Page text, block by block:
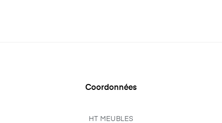
Coordonnées
HT MEUBLES